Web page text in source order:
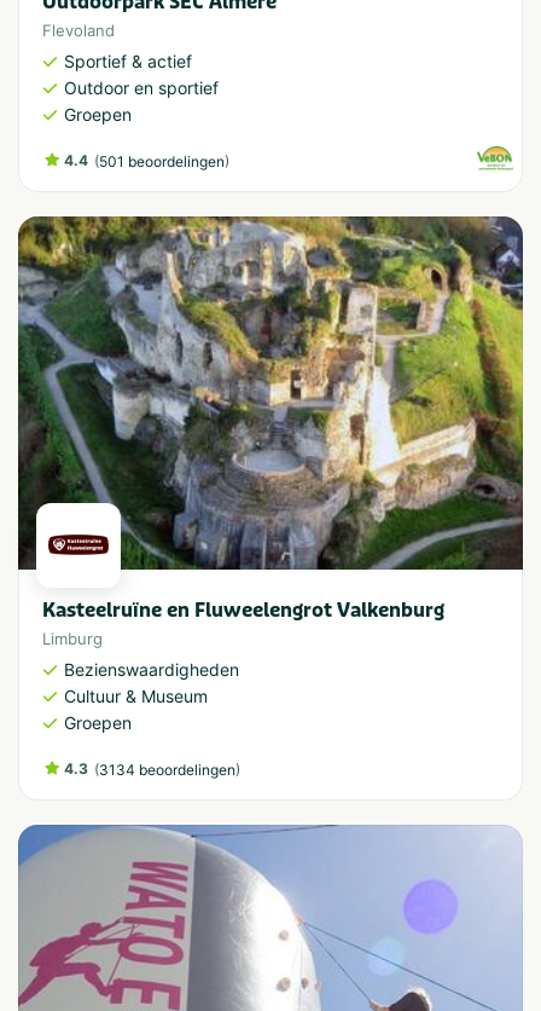
Flevoland
Sportief & actief
Outdoor en sportief
Groepen
4.4 (501 beoordelingen)
Kasteelruïne en Fluweelengrot Valkenburg
Limburg
Bezienswaardigheden
Cultuur & Museum
Groepen
4.3 (3134 beoordelingen)